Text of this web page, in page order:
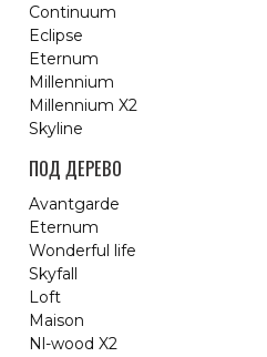
Continuum
Eclipse
Eternum
Millennium
Millennium X2
Skyline
ПОД ДЕРЕВО
Avantgarde
Eternum
Wonderful life
Skyfall
Loft
Maison
Nl-wood X2